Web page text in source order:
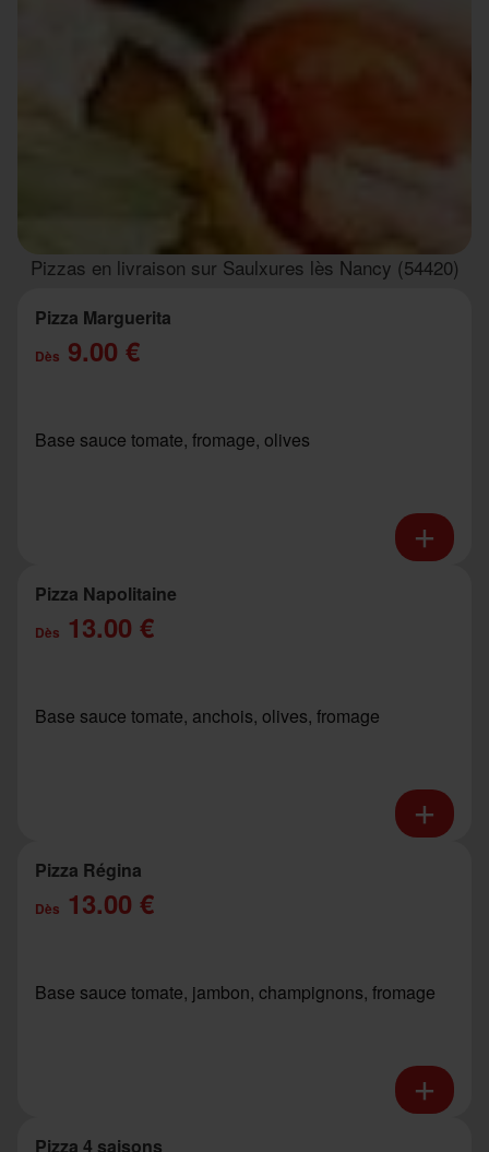
Pizzas en livraison sur Saulxures lès Nancy (54420)
Pizza Marguerita
Dès 9.00 €
Base sauce tomate, fromage, olives
Pizza Napolitaine
Dès 13.00 €
Base sauce tomate, anchois, olives, fromage
Pizza Régina
Dès 13.00 €
Base sauce tomate, jambon, champignons, fromage
Pizza 4 saisons